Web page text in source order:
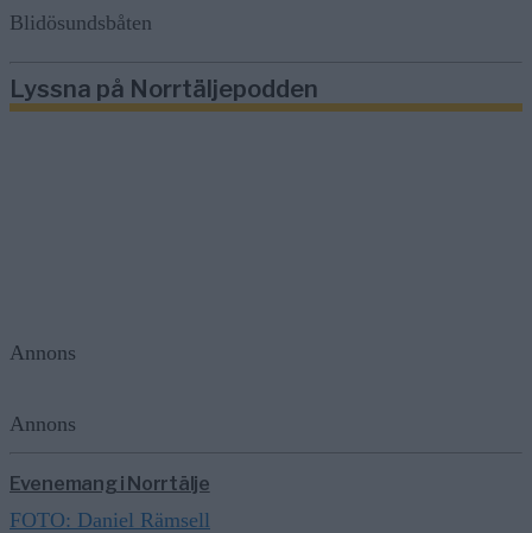
Blidösundsbåten
Lyssna på Norrtäljepodden
Annons
Annons
Evenemang i Norrtälje
FOTO: Daniel Rämsell